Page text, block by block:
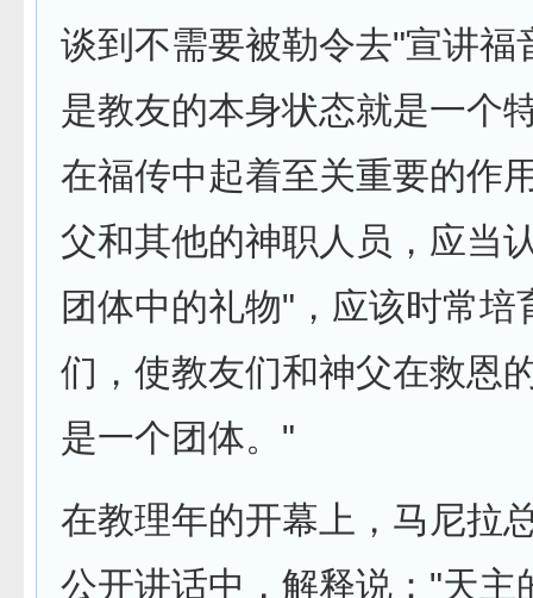
谈到不需要被勒令去"宣讲福
是教友的本身状态就是一个
在福传中起着至关重要的作
父和其他的神职人员，应当
团体中的礼物"，应该时常培
们，使教友们和神父在救恩
是一个团体。"
在教理年的开幕上，马尼拉
公开讲话中，解释说："天主